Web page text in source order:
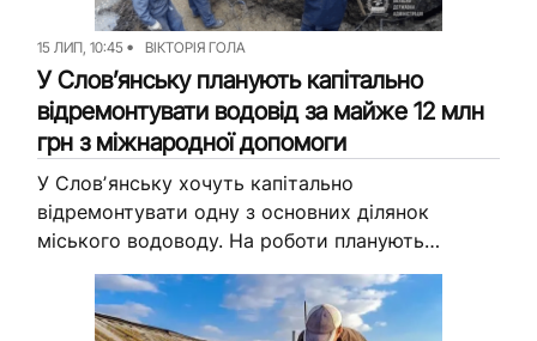
15 ЛИП, 10:45 ВІКТОРІЯ ГОЛА
У Словʼянську планують капітально
відремонтувати водовід за майже 12 млн
грн з міжнародної допомоги
У Словʼянську хочуть капітально
відремонтувати одну з основних ділянок
міського водоводу. На роботи планують
спрямувати майже 12 млн грн, які надасть
Дитячий фонд ООН (ЮНІСЕФ). За ці гроші
мають оновити...